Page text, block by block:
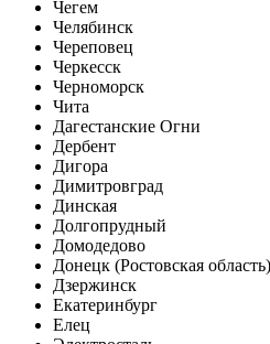
Чегем
Челябинск
Череповец
Черкесск
Черноморск
Чита
Дагестанские Огни
Дербент
Дигора
Димитровград
Динская
Долгопрудный
Домодедово
Донецк (Ростовская область)
Дзержинск
Екатеринбург
Елец